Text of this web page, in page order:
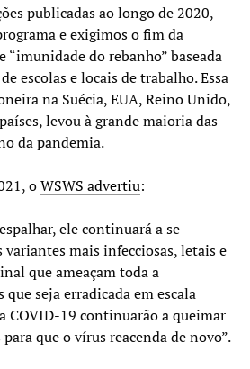
publicadas ao longo de 2020,
e exigimos o fim da
“imunidade do rebanho” baseada
escolas e locais de trabalho. Essa
na Suécia, EUA, Reino Unido,
levou à grande maioria das
da pandemia.
oWSWS advertiu:
ele continuará a se
mais infecciosas, letais e
que ameaçam toda a
seja erradicada em escala
COVID-19 continuarão a queimar
que o vírus reacenda de novo”.